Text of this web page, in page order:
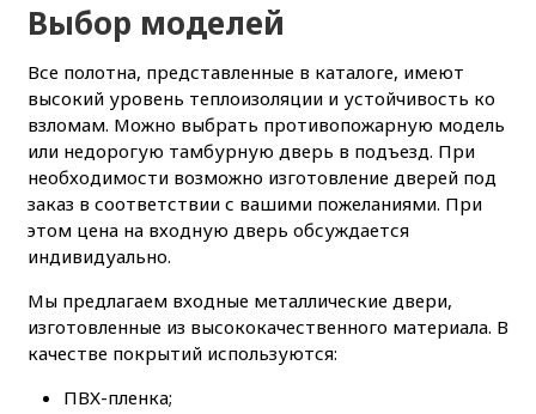
Выбор моделей
Все полотна, представленные в каталоге, имеют
высокий уровень теплоизоляции и устойчивость ко
взломам. Можно выбрать противопожарную модель
или недорогую тамбурную дверь в подъезд. При
необходимости возможно изготовление дверей под
заказ в соответствии с вашими пожеланиями. При
этом цена на входную дверь обсуждается
индивидуально.
Мы предлагаем входные металлические двери,
изготовленные из высококачественного материала. В
качестве покрытий используются:
ПВХ-пленка;